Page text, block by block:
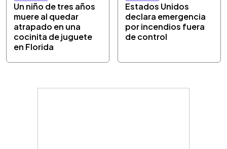
Un niño de tres años
muere al quedar
atrapado en una
cocinita de juguete
en Florida
Estados Unidos
declara emergencia
por incendios fuera
de control